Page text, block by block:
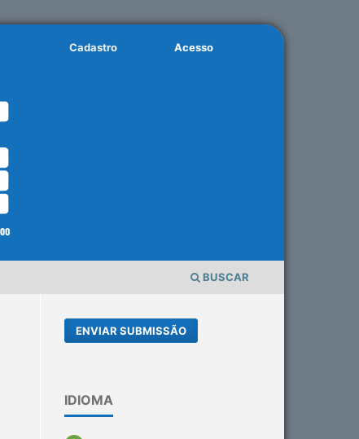
BUSCAR
Cadastro Acesso
ENVIAR SUBMISSÃO
IDIOMA